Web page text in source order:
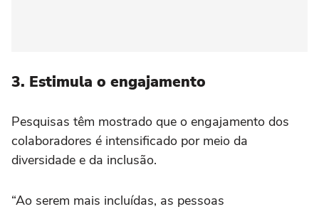
3. Estimula o engajamento
Pesquisas têm mostrado que o engajamento dos
colaboradores é intensificado por meio da
diversidade e da inclusão.
“Ao serem mais incluídas, as pessoas